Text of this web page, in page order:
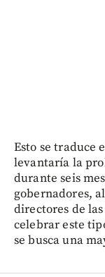
Esto se traduce
levantaría la
durante seis
gobernadores,
directores de
celebrar este
se busca una